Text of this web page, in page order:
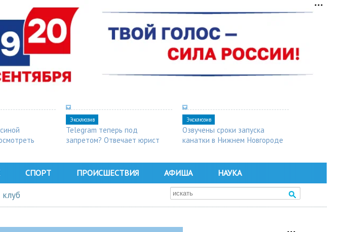
Эксклюзив
Telegram теперь под
запретом? Отвечает юрист
Эксклюзив
Озвучены сроки запуска
канатки в Нижнем Новгороде
СПОРТ ПРОИСШЕСТВИЯ АФИША НАУКА